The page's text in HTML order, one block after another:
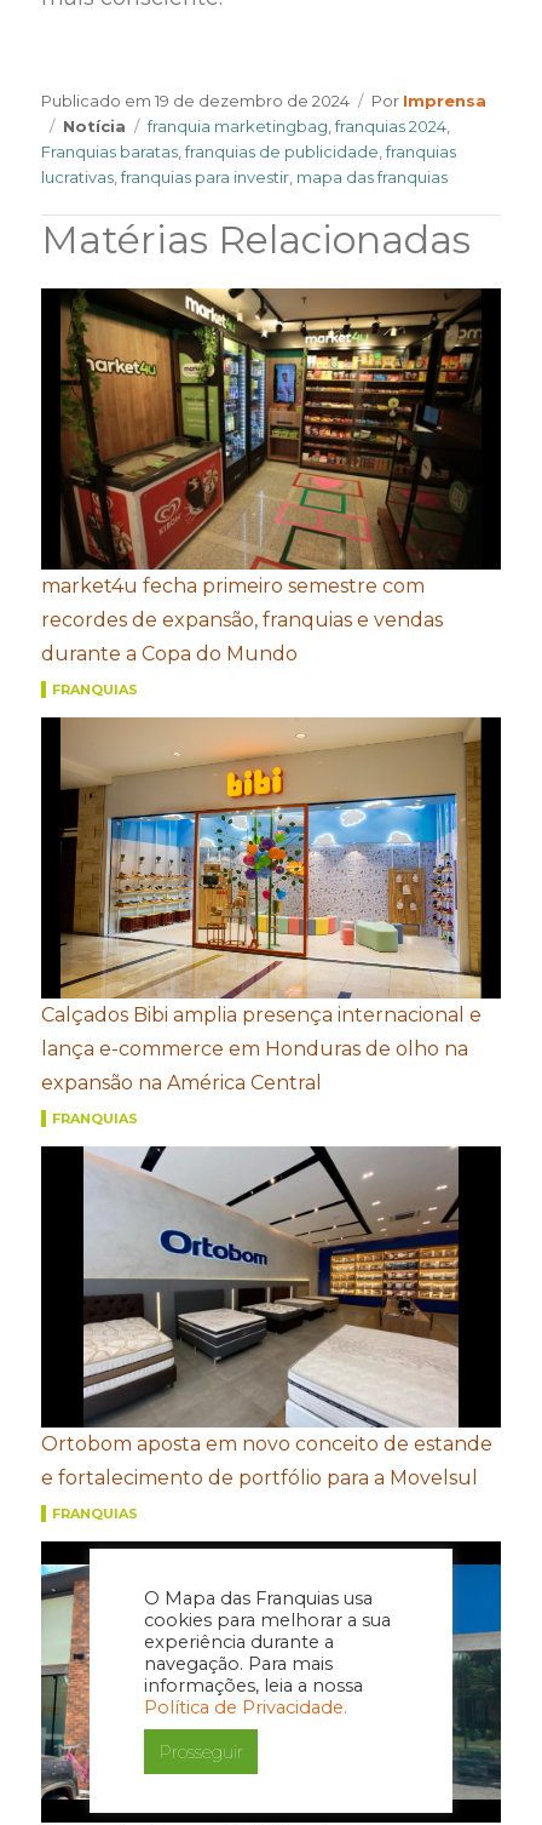
O Mapa das Franquias usa
cookies para melhorar a sua
experiência durante a
navegação. Para mais
informações, leia a nossa
Política de Privacidade.
Prosseguir
Publicado em19 de dezembro de 2024 Por Author
Imprensa
Categories
Notícia Tags
franquia marketingbag,franquias 2024,
Franquias baratas,franquias de publicidade,franquias
lucrativas,franquias para investir, mapa das franquias
Matérias Relacionadas
market4u fecha primeiro semestre com
recordes de expansão, franquias e vendas
durante a Copa do Mundo
FRANQUIAS
Calçados Bibi amplia presença internacional e
lança e-commerce em Honduras de olho na
expansão na América Central
FRANQUIAS
Ortobom aposta em novo conceito de estande
e fortalecimento de portfólio para a Movelsul
FRANQUIAS